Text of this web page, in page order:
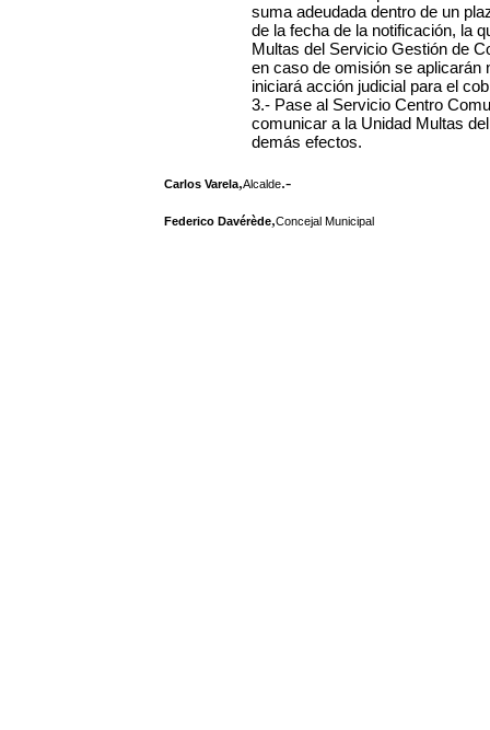
suma adeudada dentro de un
de la fecha de la notificación, la
Multas del Servicio Gestión de
en caso de omisión se
iniciará acción judicial para el
3.- Pase al Servicio Centro
comunicar a la Unidad Multas
demás efectos.
Carlos Varela,Alcalde.-
Federico Davérède,Concejal Municipal